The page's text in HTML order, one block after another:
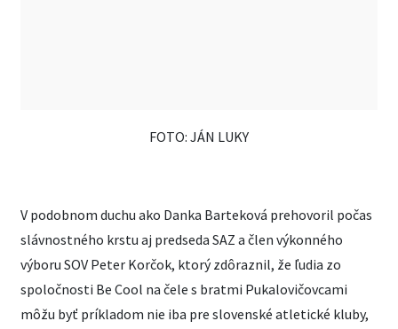
FOTO: JÁN LUKY
V podobnom duchu ako Danka Barteková prehovoril počas
slávnostného krstu aj predseda SAZ a člen výkonného
výboru SOV Peter Korčok, ktorý zdôraznil, že ľudia zo
spoločnosti Be Cool na čele s bratmi Pukalovičovcami
môžu byť príkladom nie iba pre slovenské atletické kluby,